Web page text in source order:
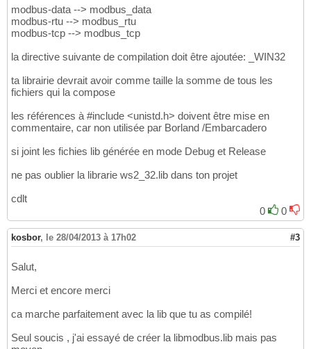
24
25
26
28
//modbus_connect(ctx);
//
modbus-data --> modbus_data
modbus-rtu --> modbus_rtu
modbus-tcp --> modbus_tcp
la directive suivante de compilation doit être ajoutée: _WIN32
ta librairie devrait avoir comme taille la somme de tous les
fichiers qui la compose
les références à #include <unistd.h> doivent être mise en
commentaire, car non utilisée par Borland /Embarcadero
si joint les fichies lib générée en mode Debug et Release
ne pas oublier la librarie ws2_32.lib dans ton projet
cdlt
0
0
kosbor, le 28/04/2013 à 17h02 #3
Salut,
Merci et encore merci
ca marche parfaitement avec la lib que tu as compilé!
Seul soucis , j'ai essayé de créer la libmodbus.lib mais pas